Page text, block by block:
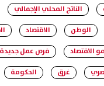
الناتج المحلي الإجمالي
الوطن
الاقتصاد
الاقتصاد
فرص عمل جديدة
غرق الحكومة